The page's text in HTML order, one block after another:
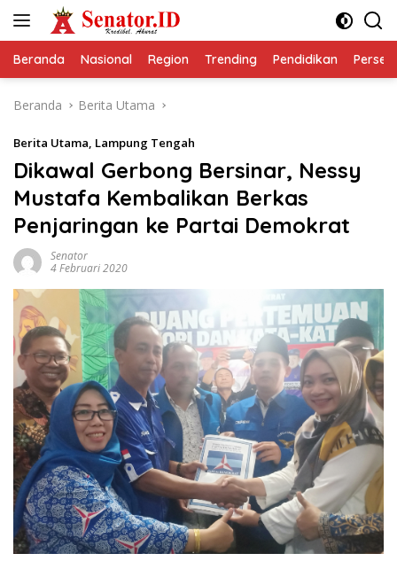
Beranda Nasional Region Trending Pendidikan
Beranda Berita Utama
Berita Utama, Lampung Tengah
Dikawal Gerbong Bersinar, Nessy
Mustafa Kembalikan Berkas
Penjaringan ke Partai Demokrat
Senator
4 Februari 2020